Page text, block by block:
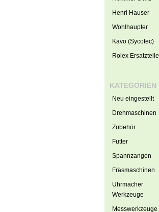
Henri Hauser
Wohlhaupter
Kavo (Sycotec)
Rolex Ersatzteile
KATEGORIEN
Neu eingestellt
Drehmaschinen
Zubehör
Futter
Spannzangen
Fräsmaschinen
Uhrmacher
Werkzeuge
Messwerkzeuge